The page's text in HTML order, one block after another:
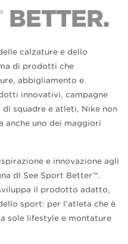
BETTER.
calzature e dello
di prodotti che
abbigliamento e
innovativi, campagne
squadre e atleti, Nike non
anche uno dei maggiori
e innovazione agli
dI See Sport Better™.
il prodotto adatto,
sport: per l’atleta che è
sole lifestyle e montature